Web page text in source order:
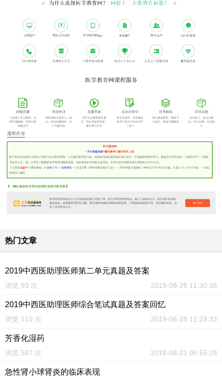
热门文章
2019中西医助理医师第二单元真题及答案
浏览 93 次 2019-08-28 11:30:38
2019中西医助理医师综合笔试真题及答案回忆
浏览 110 次 2019-08-28 11:29:33
芳香化湿药
浏览 587 次 2018-08-21 06:55:28
急性肾小球肾炎的临床表现